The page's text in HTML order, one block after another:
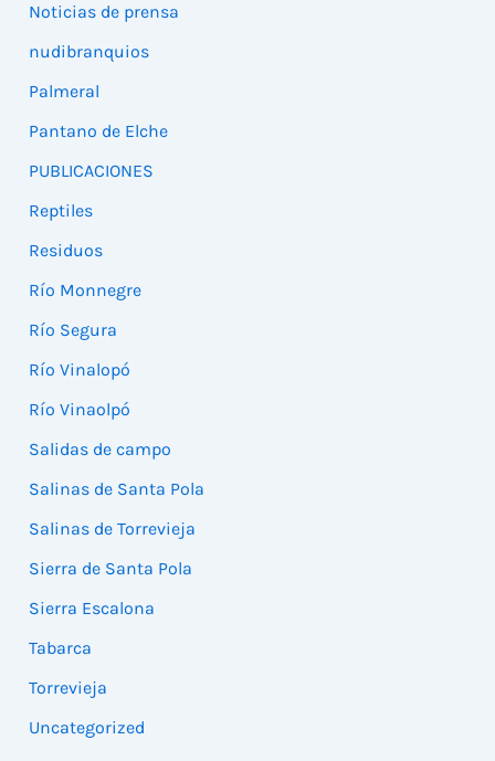
Noticias de prensa
nudibranquios
Palmeral
Pantano de Elche
PUBLICACIONES
Reptiles
Residuos
Río Monnegre
Río Segura
Río Vinalopó
Río Vinaolpó
Salidas de campo
Salinas de Santa Pola
Salinas de Torrevieja
Sierra de Santa Pola
Sierra Escalona
Tabarca
Torrevieja
Uncategorized